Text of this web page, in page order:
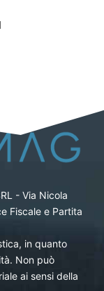
- Via Nicola
Fiscale e Partita
in quanto
Non può
ai sensi della